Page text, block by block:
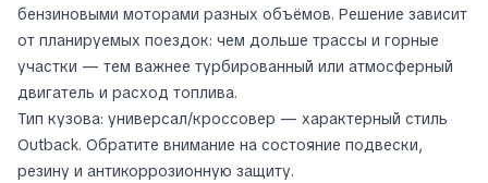
бензиновыми моторами разных объёмов. Решение зависит
от планируемых поездок: чем дольше трассы и горные
участки — тем важнее турбированный или атмосферный
двигатель и расход топлива.
Тип кузова: универсал/кроссовер — характерный стиль
Outback. Обратите внимание на состояние подвески,
резину и антикоррозионную защиту.